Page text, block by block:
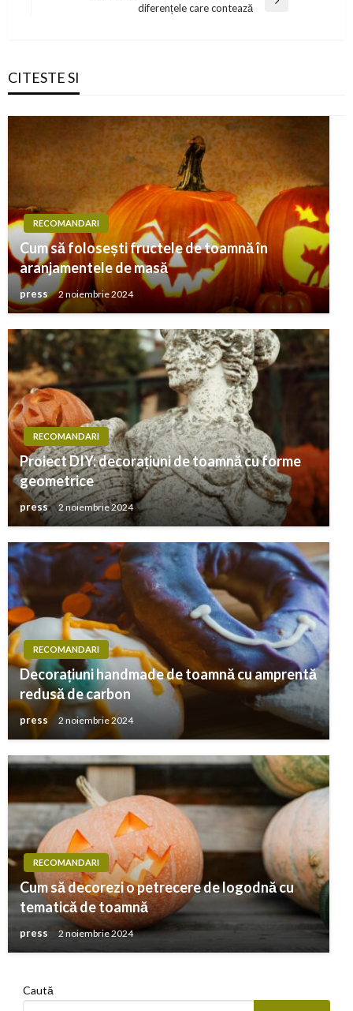
diferențele care contează
CITESTE SI
RECOMANDARI
Cum să folosești fructele de toamnă în
aranjamentele de masă
press 2 noiembrie 2024
RECOMANDARI
Proiect DIY: decorațiuni de toamnă cu forme
geometrice
press 2 noiembrie 2024
RECOMANDARI
Decorațiuni handmade de toamnă cu amprentă
redusă de carbon
press 2 noiembrie 2024
RECOMANDARI
Cum să decorezi o petrecere de logodnă cu
tematică de toamnă
press 2 noiembrie 2024
Caută